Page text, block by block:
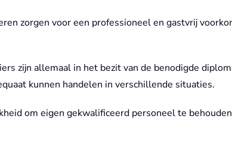
zorgen voor een professioneel en gastvrij
zijn allemaal in het bezit van de benodigde
kunnen handelen in verschillende situaties.
om eigen gekwalificeerd personeel te